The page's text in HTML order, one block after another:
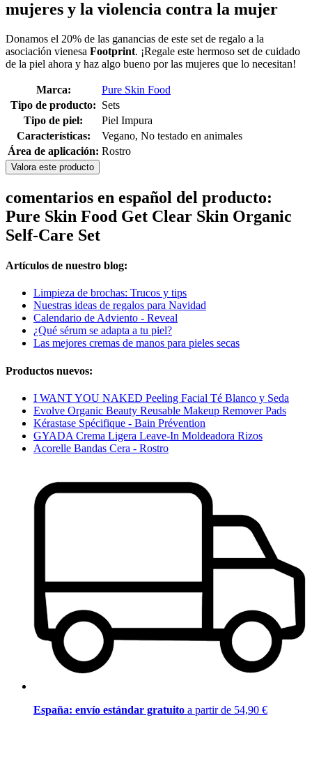
mujeres y la violencia contra la mujer
Donamos el 20% de las ganancias de este set de regalo a la
asociación vienesa Footprint. ¡Regale este hermoso set de cuidado
de la piel ahora y haz algo bueno por las mujeres que lo necesitan!
Marca:
Pure Skin Food
Tipo de producto: Sets
Tipo de piel:
Piel Impura
Características:
Vegano, No testado en animales
Área de aplicación: Rostro
Valora este producto
comentarios en español del producto:
Pure Skin Food Get Clear Skin Organic
Self-Care Set
Artículos de nuestro blog:
Limpieza de brochas: Trucos y tips
Nuestras ideas de regalos para Navidad
Calendario de Adviento - Reveal
¿Qué sérum se adapta a tu piel?
Las mejores cremas de manos para pieles secas
Productos nuevos:
I WANT YOU NAKED Peeling Facial Té Blanco y Seda
Evolve Organic Beauty Reusable Makeup Remover Pads
Kérastase Spécifique - Bain Prévention
GYADA Crema Ligera Leave-In Moldeadora Rizos
Acorelle Bandas Cera - Rostro
España: envío estándar gratuito a partir de 54,90 €